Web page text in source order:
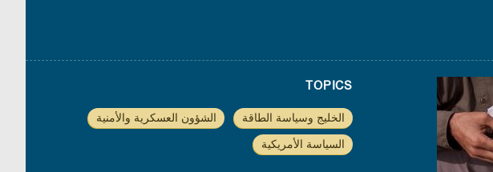
TOPICS
الخليج وسياسة الطاقة الشؤون العسكرية والأمنية
السياسة الأمريكية